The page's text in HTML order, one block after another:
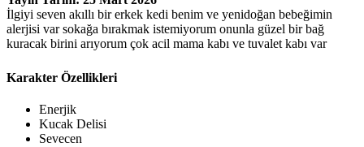
İlgiyi seven akıllı bir erkek kedi benim ve yenidoğan bebeğimin
alerjisi var sokağa bırakmak istemiyorum onunla güzel bir bağ
kuracak birini arıyorum çok acil mama kabı ve tuvalet kabı var
Karakter Özellikleri
Enerjik
Kucak Delisi
Sevecen